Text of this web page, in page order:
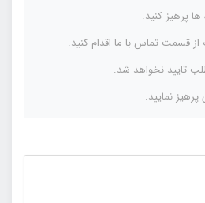
پرهیز کنید.
قسمت تماس با ما اقدام کنید.
تایید نخواهد شد.
نمایید.